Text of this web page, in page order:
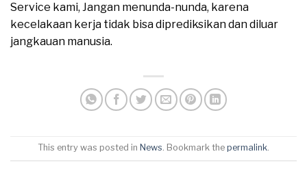
Service kami, Jangan menunda-nunda, karena
kecelakaan kerja tidak bisa diprediksikan dan diluar
jangkauan manusia.
This entry was posted in News. Bookmark the permalink.